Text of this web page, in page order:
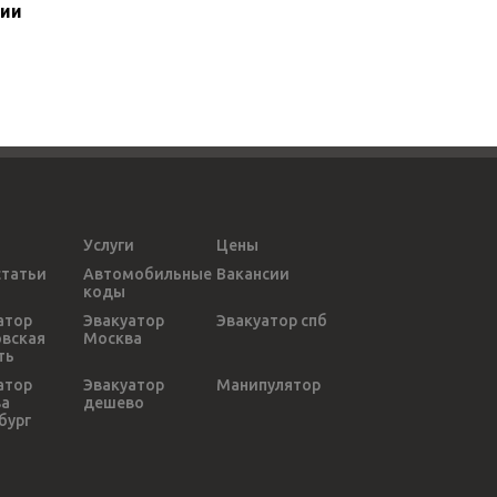
Услуги
Цены
Автомобильные
коды
Вакансии
Эвакуатор
Москва
Эвакуатор спб
Эвакуатор
дешево
Манипулятор